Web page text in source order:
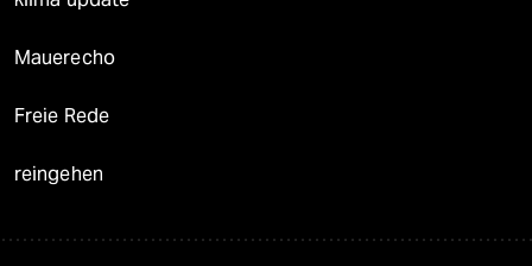
Mauerecho
Freie Rede
reingehen